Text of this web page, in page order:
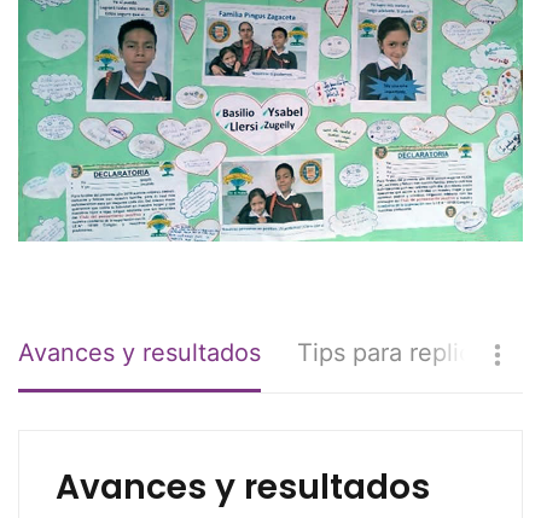
Avances y resultados Tips para replicar
Avances y resultados